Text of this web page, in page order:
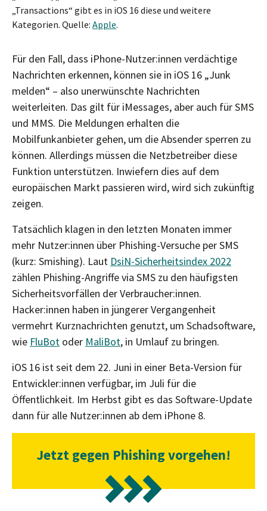
„Transactions“ gibt es in iOS 16 diese und weitere
Kategorien. Quelle: Apple.
Für den Fall, dass iPhone-Nutzer:innen verdächtige
Nachrichten erkennen, können sie in iOS 16 „Junk
melden“ – also unerwünschte Nachrichten
weiterleiten. Das gilt für iMessages, aber auch für SMS
und MMS. Die Meldungen erhalten die
Mobilfunkanbieter gehen, um die Absender sperren zu
können. Allerdings müssen die Netzbetreiber diese
Funktion unterstützen. Inwiefern dies auf dem
europäischen Markt passieren wird, wird sich zukünftig
zeigen.
Tatsächlich klagen in den letzten Monaten immer
mehr Nutzer:innen über Phishing-Versuche per SMS
(kurz: Smishing). Laut DsiN-Sicherheitsindex 2022
zählen Phishing-Angriffe via SMS zu den häufigsten
Sicherheitsvorfällen der Verbraucher:innen.
Hacker:innen haben in jüngerer Vergangenheit
vermehrt Kurznachrichten genutzt, um Schadsoftware,
wie FluBot oder MaliBot, in Umlauf zu bringen.
iOS 16 ist seit dem 22. Juni in einer Beta-Version für
Entwickler:innen verfügbar, im Juli für die
Öffentlichkeit. Im Herbst gibt es das Software-Update
dann für alle Nutzer:innen ab dem iPhone 8.
Jetzt gegen Phishing vorgehen!